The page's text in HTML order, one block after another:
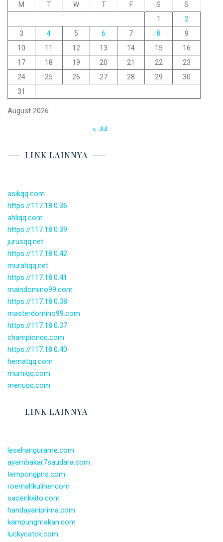
August 2026
M T W T F S
S
1
2
3
4 5 6 7 8
9
10
11 12 13 14 15
16
17
18 19 20 21 22
23
24
25 26 27 28 29
30
31
« Jul
LINK LAINNYA
asikqq.com
https://117.18.0.36
ahliqq.com
https://117.18.0.39
jurusqq.net
https://117.18.0.42
murahqq.net
https://117.18.0.41
maindomino99.com
https://117.18.0.38
masterdomino99.com
https://117.18.0.37
championqq.com
https://117.18.0.40
hematqq.com
murniqq.com
menuqq.com
LINK LAINNYA
lesehangurame.com
ayambakar7saudara.com
tempongpns.com
roemahkuliner.com
saoenkkito.com
handayaniprima.com
kampungmakan.com
luckycatck.com